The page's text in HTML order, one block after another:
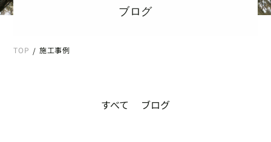
ブログ
TOP / 施工事例
すべて ブログ